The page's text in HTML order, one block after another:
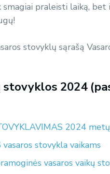
praleisti laiką,
stovyklų sąrašą
stovyklos 2024
2024
vasaros stovykla vaikams
vasaros vaikų